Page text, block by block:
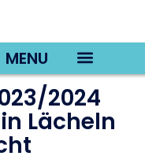
MENU
2024
Lächeln